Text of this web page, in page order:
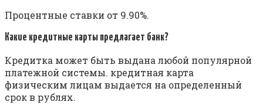
Процентные ставки от 9.90%.
Какие кредитные карты предлагает банк?
Кредитка может быть выдана любой популярной
платежной системы. кредитная карта
физическим лицам выдается на определенный
срок в рублях.